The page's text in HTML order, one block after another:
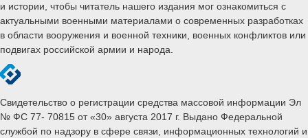
и истории, чтобы читатель нашего издания мог ознакомиться с
актуальными военными материалами о современных разработках
в области вооружения и военной техники, военных конфликтов или
подвигах российской армии и народа.
Свидетельство о регистрации средства массовой информации Эл
№ ФС 77- 70815 от «30» августа 2017 г. Выдано Федеральной
службой по надзору в сфере связи, информационных технологий и